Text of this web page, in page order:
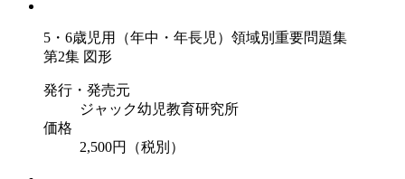
5・6歳児用（年中・年長児）領域別重要問題集
第2集 図形
発行・発売元
ジャック幼児教育研究所
価格
2,500円（税別）